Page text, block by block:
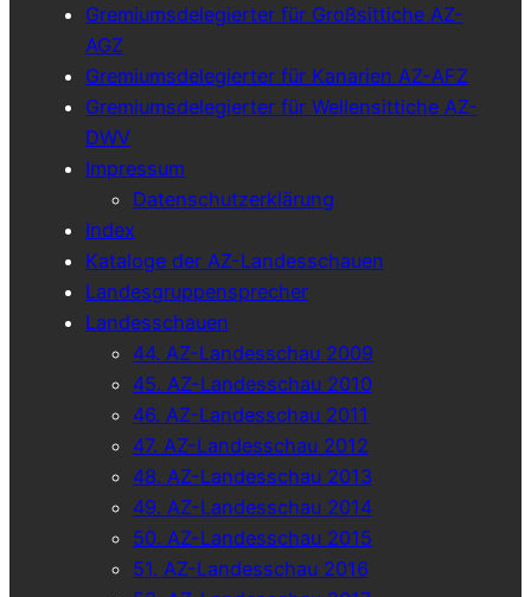
Gremiumsdelegierter für Großsittiche AZ-
AGZ
Gremiumsdelegierter für Kanarien AZ-AFZ
Gremiumsdelegierter für Wellensittiche AZ-
DWV
Impressum
Datenschutzerklärung
Index
Kataloge der AZ-Landesschauen
Landesgruppensprecher
Landesschauen
44. AZ-Landesschau 2009
45. AZ-Landesschau 2010
46. AZ-Landesschau 2011
47. AZ-Landesschau 2012
48. AZ-Landesschau 2013
49. AZ-Landesschau 2014
50. AZ-Landesschau 2015
51. AZ-Landesschau 2016